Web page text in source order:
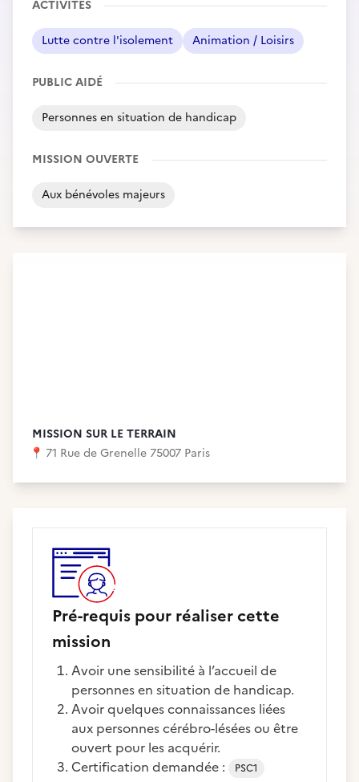
ACTIVITÉS
Lutte contre l'isolement Animation / Loisirs
PUBLIC AIDÉ
Personnes en situation de handicap
MISSION OUVERTE
Aux bénévoles majeurs
MISSION SUR LE TERRAIN
📍 71 Rue de Grenelle 75007 Paris
Pré-requis pour réaliser cette
mission
Avoir une sensibilité à l’accueil de
personnes en situation de handicap.
Avoir quelques connaissances liées
aux personnes cérébro-lésées ou être
ouvert pour les acquérir.
Certification demandée :
PSC1